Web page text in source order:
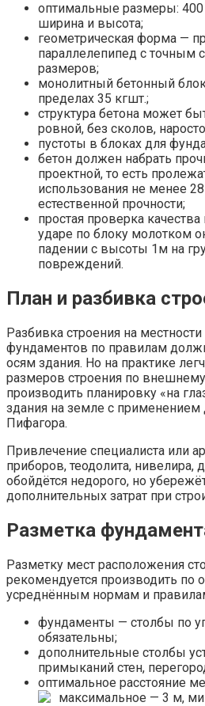
оптимальные размеры:
ширина и высота;
геометрическая форма —
параллелепипед с точным
размеров;
монолитный бетонный
пределах 35 кгшт.;
структура бетона может
ровной, без сколов,
пустоты в блоках для
бетон должен набрать
проектной, то есть
использования не менее
естественной прочности;
простая проверка
ударе по блоку молотком
падении с высоты 1м на
повреждений.
План и разбивка
Разбивка строения на
фундаментов по правилам
осям здания. Но на практике
размеров строения по
производить планировку «на
здания на земле с применением
Пифагора.
Привлечение специалиста или
приборов, теодолита, нивелира,
обойдётся недорого, но
дополнительных затрат при
Разметка
Разметку мест расположения
рекомендуется производить по
усреднённым нормам и
фундаменты — столбы по
обязательны;
дополнительные столбы
примыканий стен,
оптимальное расстояние
максимальное — 3 м,